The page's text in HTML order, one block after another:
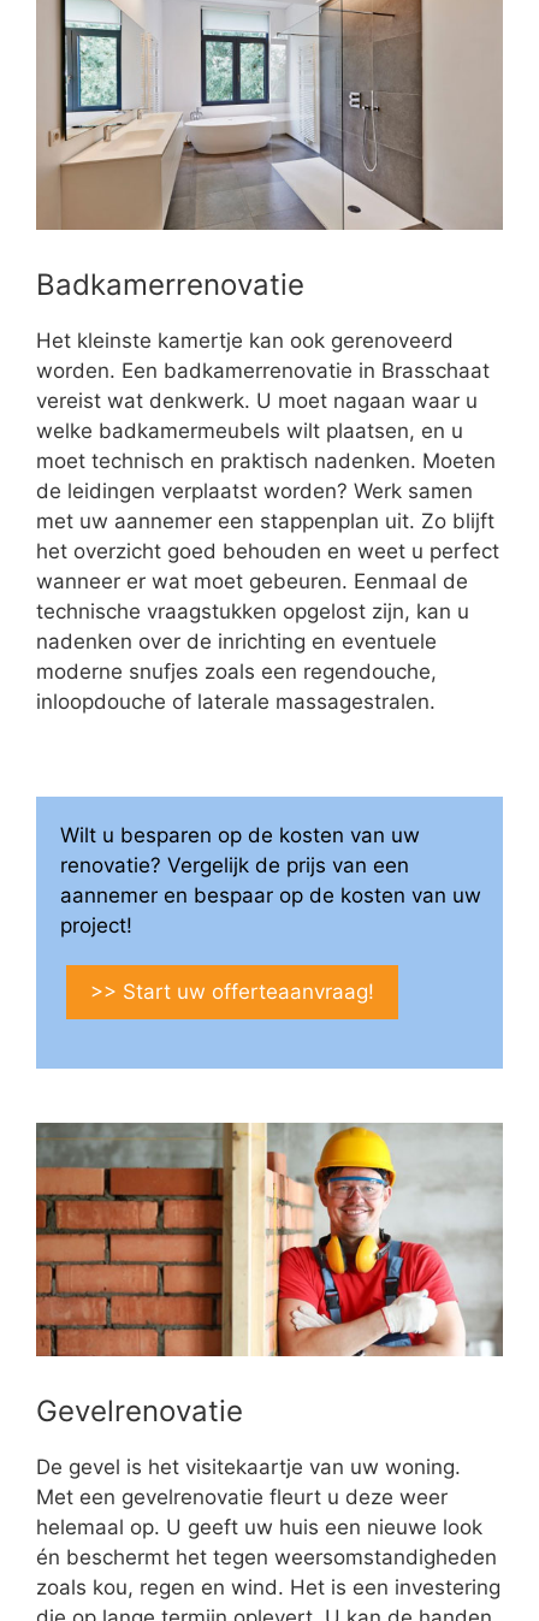
Badkamerrenovatie
Het kleinste kamertje kan ook gerenoveerd
worden. Een badkamerrenovatie in Brasschaat
vereist wat denkwerk. U moet nagaan waar u
welke badkamermeubels wilt plaatsen, en u
moet technisch en praktisch nadenken. Moeten
de leidingen verplaatst worden? Werk samen
met uw aannemer een stappenplan uit. Zo blijft
het overzicht goed behouden en weet u perfect
wanneer er wat moet gebeuren. Eenmaal de
technische vraagstukken opgelost zijn, kan u
nadenken over de inrichting en eventuele
moderne snufjes zoals een regendouche,
inloopdouche of laterale massagestralen.
Wilt u besparen op de kosten van uw
renovatie? Vergelijk de prijs van een
aannemer en bespaar op de kosten van uw
project!
>> Start uw offerteaanvraag!
Gevelrenovatie
De gevel is het visitekaartje van uw woning.
Met een gevelrenovatie fleurt u deze weer
helemaal op. U geeft uw huis een nieuwe look
én beschermt het tegen weersomstandigheden
zoals kou, regen en wind. Het is een investering